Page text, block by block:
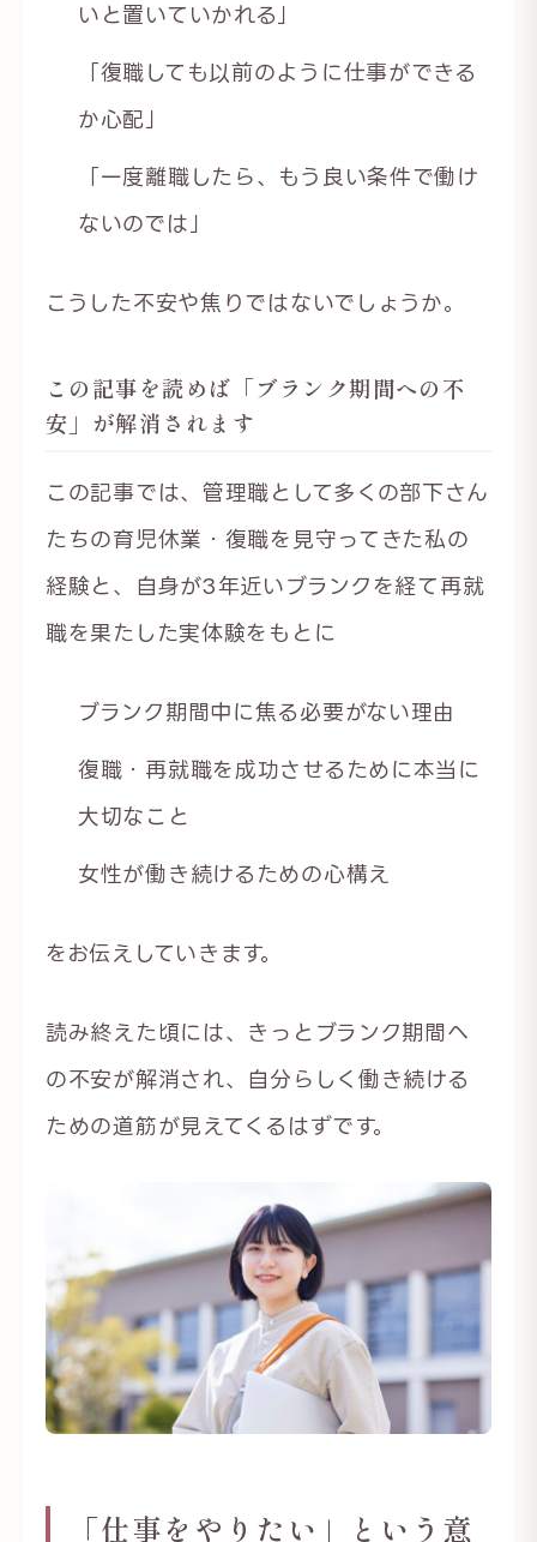
いと置いていかれる」
「復職しても以前のように仕事ができる
か心配」
「一度離職したら、もう良い条件で働け
ないのでは」
こうした不安や焦りではないでしょうか。
この記事を読めば「ブランク期間への不
安」が解消されます
この記事では、管理職として多くの部下さん
たちの育児休業・復職を見守ってきた私の
経験と、自身が3年近いブランクを経て再就
職を果たした実体験をもとに
ブランク期間中に焦る必要がない理由
復職・再就職を成功させるために本当に
大切なこと
女性が働き続けるための心構え
をお伝えしていきます。
読み終えた頃には、きっとブランク期間へ
の不安が解消され、自分らしく働き続ける
ための道筋が見えてくるはずです。
「仕事をやりたい」という意